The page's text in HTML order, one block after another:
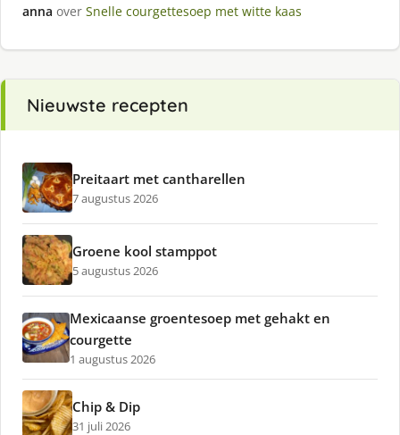
anna over Snelle courgettesoep met witte kaas
Nieuwste recepten
Preitaart met cantharellen
7 augustus 2026
Groene kool stamppot
5 augustus 2026
Mexicaanse groentesoep met gehakt en
courgette
1 augustus 2026
Chip & Dip
31 juli 2026